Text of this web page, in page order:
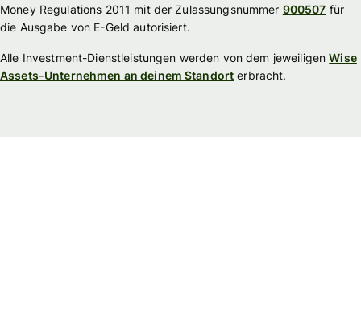
Money Regulations 2011 mit der Zulassungsnummer 900507 für
die Ausgabe von E-Geld autorisiert.
Alle Investment-Dienstleistungen werden von dem jeweiligenWise
Assets-Unternehmen an deinem Standort erbracht.